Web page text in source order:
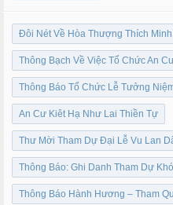
Đôi Nét Về Hòa Thượng Thích
Thông Bạch Về Việc Tổ Chức An
Thông Báo Tổ Chức Lễ Tưởng
An Cư Kiêt Hạ Như Lai Thiền Tự
Thư Mời Tham Dự Đại Lễ Vu Lan
Thông Báo: Ghi Danh Tham Dự
Thông Báo Hành Hương – Tham